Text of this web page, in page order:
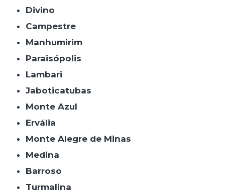
Divino
Campestre
Manhumirim
Paraisópolis
Lambari
Jaboticatubas
Monte Azul
Ervália
Monte Alegre de Minas
Medina
Barroso
Turmalina